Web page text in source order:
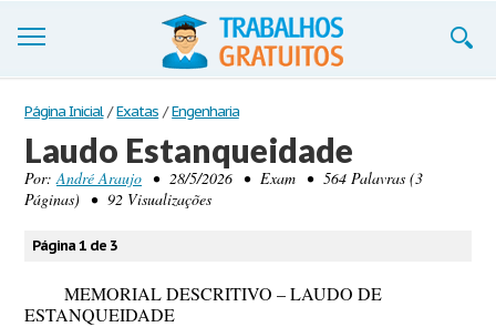
Trabalhos
Cadastre-se
Entre
Blog
Contate-nos
Página Inicial / Exatas / Engenharia
Laudo Estanqueidade
Por:André Araujo • 28/5/2026 • Exam • 564 Palavras (3
Páginas) • 92 Visualizações
Página 1 de 3
MEMORIAL DESCRITIVO – LAUDO DE
ESTANQUEIDADE